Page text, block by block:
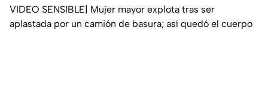
VIDEO SENSIBLE| Mujer mayor explota tras ser
aplastada por un camión de basura; así quedó el cuerpo